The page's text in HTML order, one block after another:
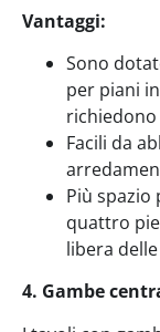
Vantaggi:
Sono
per piani
Facili da
Più spazio
quattro
libera
4. Gambe